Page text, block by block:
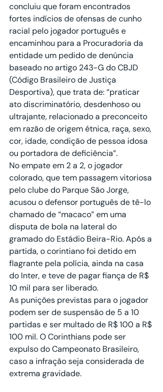
concluiu que foram encontrados
fortes indícios de ofensas de cunho
racial pelo jogador português e
encaminhou para a Procuradoria da
entidade um pedido de denúncia
baseado no artigo 243-G do CBJD
(Código Brasileiro de Justiça
Desportiva), que trata de: “praticar
ato discriminatório, desdenhoso ou
ultrajante, relacionado a preconceito
em razão de origem étnica, raça, sexo,
cor, idade, condição de pessoa idosa
ou portadora de deficiência”.
No empate em 2 a 2, o jogador
colorado, que tem passagem vitoriosa
pelo clube do Parque São Jorge,
acusou o defensor português de tê-lo
chamado de “macaco” em uma
disputa de bola na lateral do
gramado do Estádio Beira-Rio. Após a
partida, o corintiano foi detido em
flagrante pela polícia, ainda na casa
do Inter, e teve de pagar fiança de R$
10 mil para ser liberado.
As punições previstas para o jogador
podem ser de suspensão de 5 a 10
partidas e ser multado de R$ 100 a R$
100 mil. O Corinthians pode ser
expulso do Campeonato Brasileiro,
caso a infração seja considerada de
extrema gravidade.